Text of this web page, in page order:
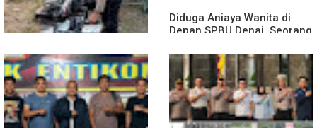
Truk Kontainer Oleng Tabrak
Vario, Warga Kapuas
Meninggal di Dusun Mak
Tampong
Diduga Aniaya Wanita di
Depan SPBU Denai, Seorang
Medan Area